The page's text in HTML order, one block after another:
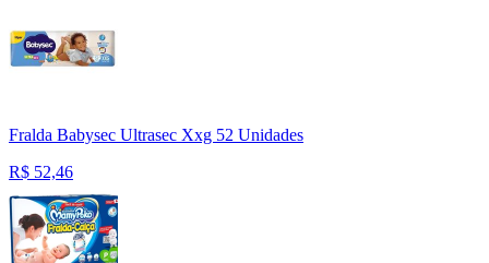
Fralda Babysec Ultrasec Xxg 52 Unidades
R$ 52,46